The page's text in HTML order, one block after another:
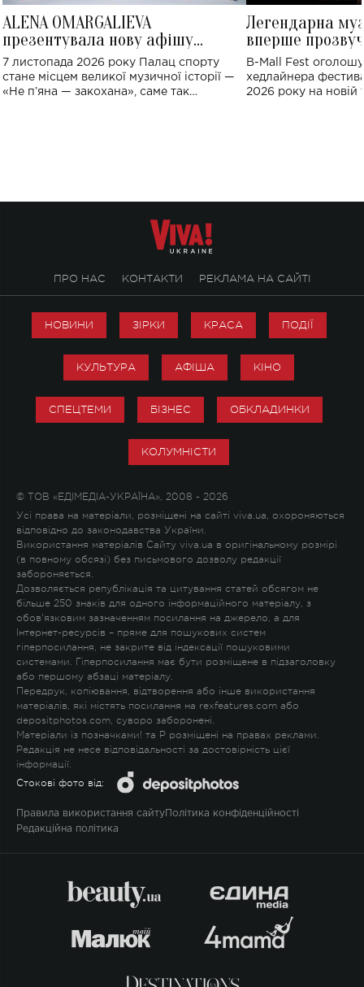
ALENA OMARGALIEVA
презентувала нову афішу
великого концерту в Палаці
спорту
7 листопада 2026 року Палац спорту
стане місцем великої музичної історії —
«Не пʼяна — закохана», саме так
Легендарна
вперше
Україні: де
B-Mall Fest
хедлайнера
2026 року на новій
ПРО НАС КОНТАКТИ РЕКЛАМА НА САЙТІ
НОВИНИ ЗІРКИ КРАСА ПОДІЇ
КУЛЬТУРА АФІША КІНО
СПЕЦТЕМИ БІЗНЕС ОБКЛАДИНКИ
КОЛУМНІСТИ
© ТОВ «ЕДІМЕДІА-УКРАЇНА», 2008 - 2026
Усі права на матеріали, розміщені на сайті viva.ua, охороняються
відповідно до законодавства України.
Використання матеріалів Сайту viva.ua в оригінальному розмірі
(в повному обсязі) без письмового дозволу редакції
забороняється.
Дозволяється републікація та цитування статей обсягом не
більше 250 знаків для одного інформаційного матеріалу, з
обов'язковим зазначенням посилання на джерело, а для
Інтернет-ресурсів – пряме для пошукових систем
гіперпосилання, не закрите від індексації пошуковими
системами. Гіперпосилання має бути розміщене в підзаголовку
або першому абзаці матеріалу.
Передрук, копіювання, відтворення або інше використання
матеріалів, які містять посилання на rexfeatures.com або
depositphotos.com, суворо заборонені.
Матеріали із позначками! та P розміщені на правах реклами.
Редакція не несе відповідальності за достовірність цієї
інформації.
Стокові фото від:
Правила використання сайту Політика конфіденційності
Редакційна політика